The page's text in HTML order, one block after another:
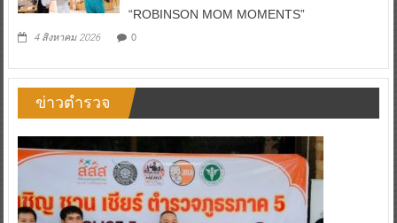
“ROBINSON MOM MOMENTS”
4 สิงหาคม 2026 0
ข่าวตำรวจ